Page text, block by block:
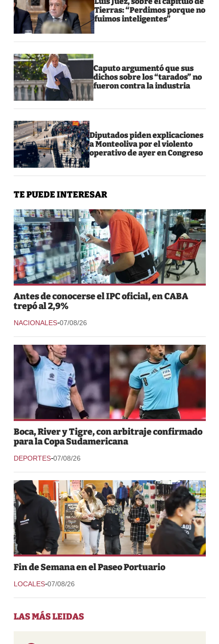
Tierras: “Perdimos porque no
fuimos inteligentes”
Caputo argumentó que sus
dichos sobre los “tarados” no
fueron contra la industria
Diputados piden explicaciones
a Monteoliva por el violento
operativo de ayer en Congreso
TE PUEDE INTERESAR
Antes de conocerse el IPC oficial, en CABA
trepó al 2,9%
NACIONALES-07/08/26
Boca, River y Tigre, con arbitraje confirmado
para la Copa Sudamericana
DEPORTES-07/08/26
Fin de Semana en el Paseo Portuario
LOCALES-07/08/26
LAS MÁS LEIDAS